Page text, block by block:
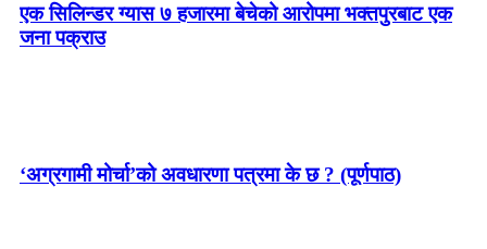
एक सिलिन्डर ग्यास ७ हजारमा बेचेको आरोपमा भक्तपुरबाट एक
जना पक्राउ
‘अग्रगामी मोर्चा’को अवधारणा पत्रमा के छ ? (पूर्णपाठ)